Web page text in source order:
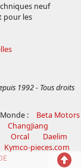
neuf
pour les
1992 - Tous droits
:
Beta Motors
ChangJiang
Orcal
Daelim
Kymco-pieces.com